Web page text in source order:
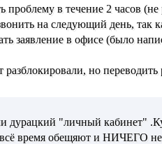
проблему в течение 2 часов
на следующий день, так
заявление в офисе (было
но
дурацкий "личный кабинет"
время обещяют и НИЧЕГО не